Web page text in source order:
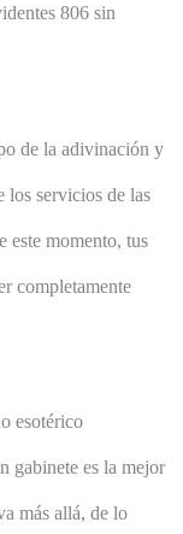
806 sin
de la adivinación y
los servicios de las
este momento, tus
completamente
esotérico
gabinete es la mejor
más allá, de lo